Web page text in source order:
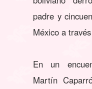
padre y
México a
En un
Martín